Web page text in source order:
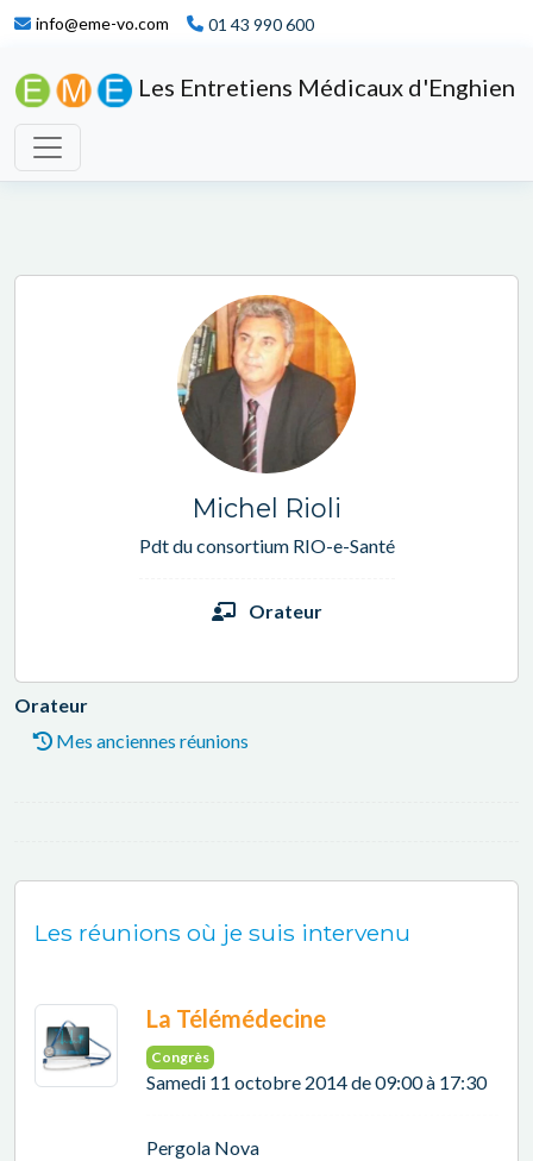
info@eme-vo.com 01 43 990 600
Les Entretiens Médicaux d'Enghien
Michel Rioli
Pdt du consortium RIO-e-Santé
Orateur
Orateur
Mes anciennes réunions
Les réunions où je suis intervenu
La Télémédecine
Congrès
Samedi 11 octobre 2014 de 09:00 à 17:30
Pergola Nova